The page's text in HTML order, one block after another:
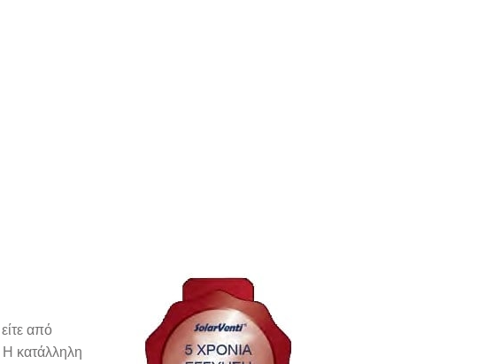
από
Η κατάλληλη